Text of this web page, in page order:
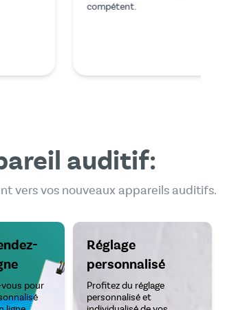
des recherches sur Internet et je
auditif:
vers vos nouveaux appareils auditifs.
vous pour
Réglage
personnalisé
Profitez du réglage
personnalisé et